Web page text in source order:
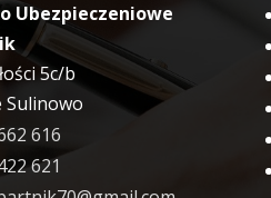
Ubezpieczeniowe
5c/b
Sulinowo
616
621